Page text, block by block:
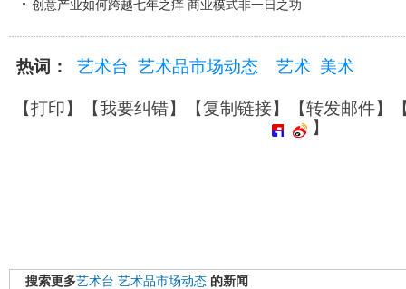
创意产业如何跨越七年之痒 商业模式非一日之功
热词： 艺术台 艺术品市场动态 艺术 美术
【打印】【我要纠错】【复制链接】【转发邮件】
】
搜索更多艺术台 艺术品市场动态 的新闻